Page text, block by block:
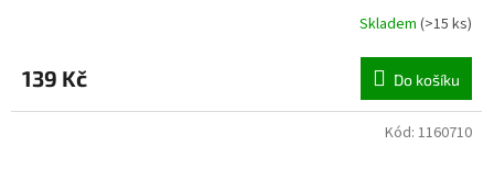
Skladem (>15 ks)
139 Kč Do košíku
Kód: 1160710